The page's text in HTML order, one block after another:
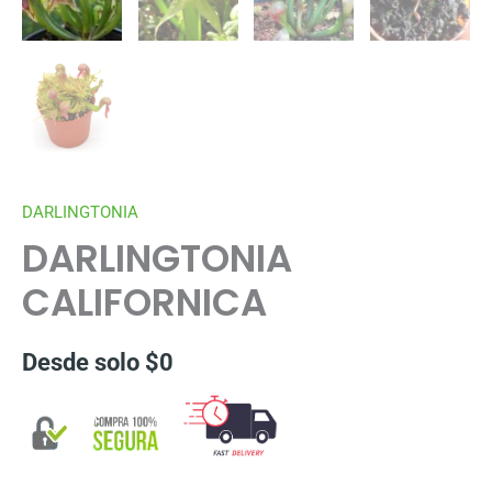
DARLINGTONIA
DARLINGTONIA
CALIFORNICA
Desde solo $0